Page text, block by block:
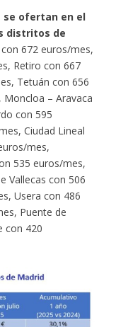
se ofertan en el
distritos de
672 euros/mes,
Retiro con 667
Tetuán con 656
– Aravaca
con 595
Ciudad Lineal
mes,
535 euros/mes,
Vallecas con 506
Usera con 486
Puente de
con 420